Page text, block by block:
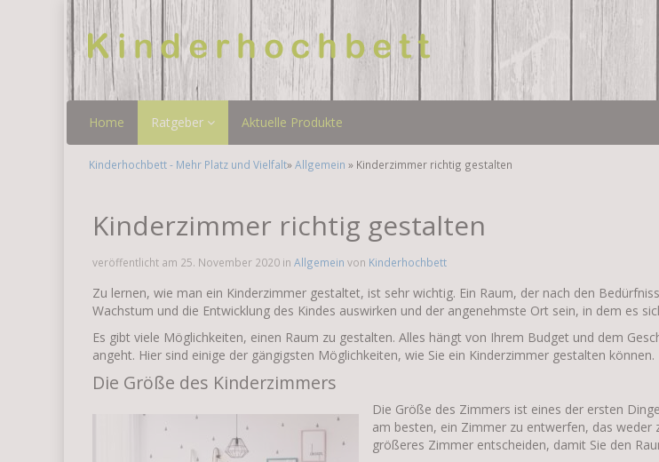
Home Ratgeber Aktuelle Produkte
Kinderhochbett - Mehr Platz und Vielfalt»Allgemein » Kinderzimmer richtig gestalten
Kinderzimmer richtig gestalten
veröffentlicht am 25. November 2020 in Allgemein von Kinderhochbett
Zu lernen, wie man ein Kinderzimmer gestaltet, ist sehr wichtig. Ein Raum, der nach den
Wachstum und die Entwicklung des Kindes auswirken und der angenehmste Ort sein, in dem es
Es gibt viele Möglichkeiten, einen Raum zu gestalten. Alles hängt von Ihrem Budget und dem
angeht. Hier sind einige der gängigsten Möglichkeiten, wie Sie ein Kinderzimmer gestalten können.
Die Größe des Kinderzimmers
Die Größe des Zimmers ist eines der ersten
am besten, ein Zimmer zu entwerfen, das weder
größeres Zimmer entscheiden, damit Sie den